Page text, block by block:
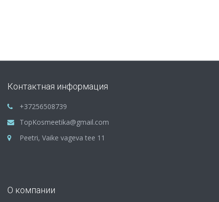
Контактная информация
+37256508739
TopKosmeetika@gmail.com
Peetri, Vaike vageva tee 11
О компании